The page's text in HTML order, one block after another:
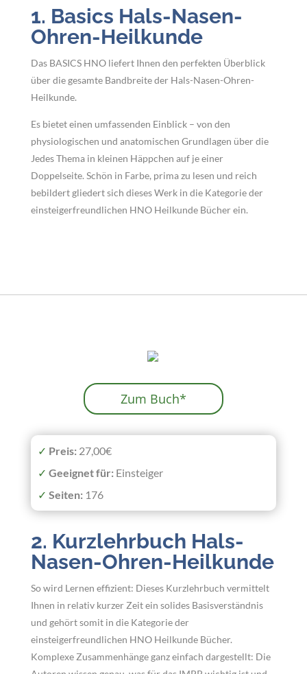
1. Basics Hals-Nasen-
Ohren-Heilkunde
Das BASICS HNO liefert Ihnen den perfekten Überblick
über die gesamte Bandbreite der Hals-Nasen-Ohren-
Heilkunde.
Es bietet einen umfassenden Einblick – von den
physiologischen und anatomischen Grundlagen über die
Jedes Thema in kleinen Häppchen auf je einer
Doppelseite. Schön in Farbe, prima zu lesen und reich
bebildert gliedert sich dieses Werk in die Kategorie der
einsteigerfreundlichen HNO Heilkunde Bücher ein.
Zum Buch*
✓ Preis: 27,00€
✓ Geeignetfür: Einsteiger
✓ Seiten: 176
2. Kurzlehrbuch Hals-
Nasen-Ohren-Heilkunde
So wird Lernen effizient: Dieses Kurzlehrbuch vermittelt
Ihnen in relativ kurzer Zeit ein solides Basisverständnis
und gehört somit in die Kategorie der
einsteigerfreundlichen HNO Heilkunde Bücher.
Komplexe Zusammenhänge ganz einfach dargestellt: Die